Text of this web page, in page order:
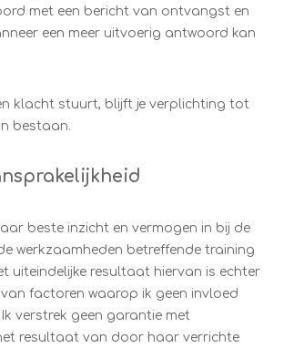
met een bericht van ontvangst en
een meer uitvoerig antwoord kan
klacht stuurt, blijft je verplichting tot
bestaan.
beste inzicht en vermogen in bij de
werkzaamheden betreffende training
uiteindelijke resultaat hiervan is echter
factoren waarop ik geen invloed
verstrek geen garantie met
resultaat van door haar verrichte